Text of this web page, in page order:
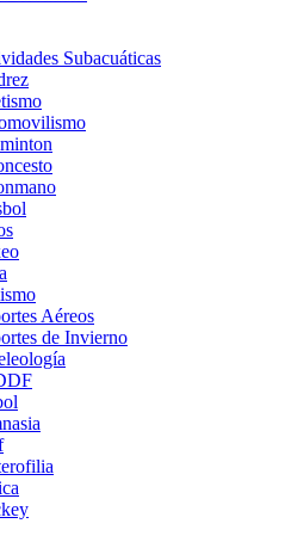
Subacuáticas
Aéreos
de Invierno